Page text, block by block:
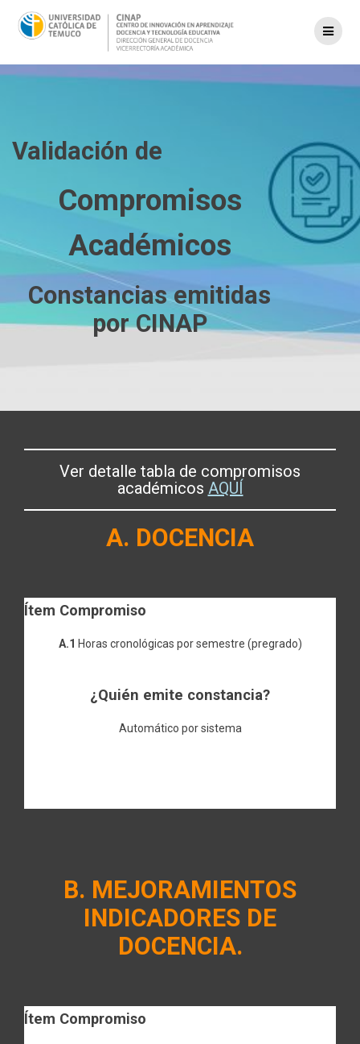
al
contenido
Validación de
Compromisos
Académicos
Constancias emitidas
por CINAP
Ver detalle tabla de compromisos
académicos AQUÍ
A. DOCENCIA
Ítem Compromiso
A.1 Horas cronológicas por semestre (pregrado)
¿Quién emite constancia?
Automático por sistema
B. MEJORAMIENTOS
INDICADORES DE
DOCENCIA.
Ítem Compromiso